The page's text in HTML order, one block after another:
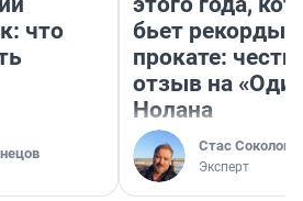
что
бьет рекорды в
прокате:
отзыв на
Нолана
Стас Соколов
Эксперт